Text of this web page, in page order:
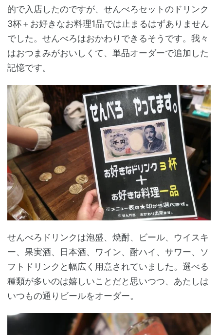
的で入店したのですが、せんべろセットのドリンク
3杯＋お好きなお料理1品では止まるはずありません
でした。せんべろはおかわりできるそうです。我々
はおつまみがおいしくて、単品オーダーで追加した
記憶です。
せんべろドリンクは泡盛、焼酎、ビール、ウイスキ
ー、果実酒、日本酒、ワイン、酎ハイ、サワー、ソ
フトドリンクと幅広く用意されていました。選べる
種類が多いのは嬉しいことだと思いつつ、あたしは
いつもの通りビールをオーダー。